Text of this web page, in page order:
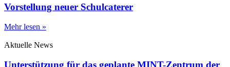
Vorstellung neuer Schulcaterer
Mehr lesen »
Aktuelle News
Unterstützung für das geplante MINT-Zentrum der